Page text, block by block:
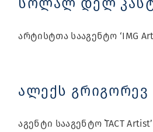
სოლალ დელ
არტისტთა სააგენტო ‘IMG
ალექს გრიგორევ
აგენტი სააგენტო `TACT